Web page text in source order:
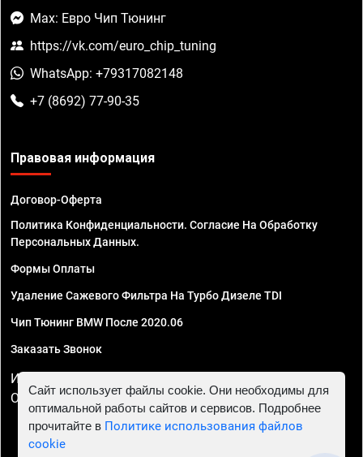
Max: Евро Чип Тюнинг
https://vk.com/euro_chip_tuning
WhatsApp: +79317082148
+7 (8692) 77-90-35
Правовая информация
Договор-Оферта
Политика Конфиденциальности. Согласие На Обработку
Персональных Данных.
Формы Оплаты
Удаление Сажевого Фильтра На Турбо Дизеле TDI
Чип Тюнинг BMW После 2020.06
Заказать Звонок
ИП Смирнов Георгий Павлович. ИНН 781302555843,
ОГРНИП 324470400032610
Сайт использует файлы cookie. Они необходимы для
оптимальной работы сайтов и сервисов. Подробнее
прочитайте в Политике использования файлов
cookie